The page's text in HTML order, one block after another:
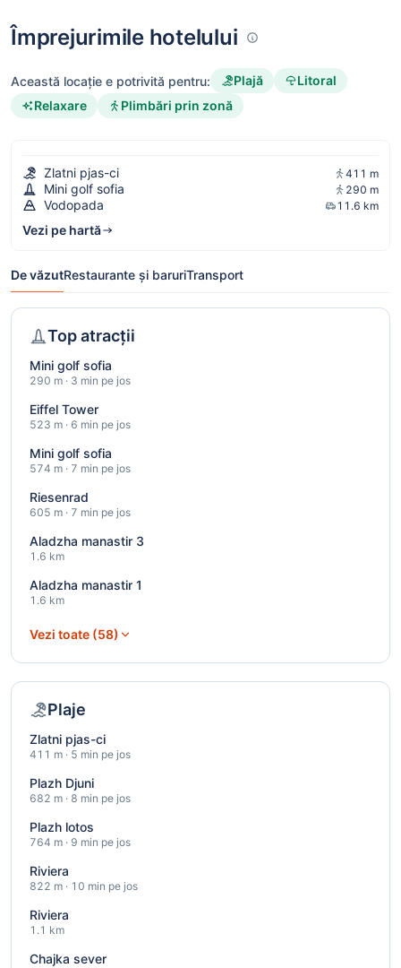
Împrejurimile hotelului
Această locație e potrivită pentru: Plajă
Litoral
Relaxare
Plimbări prin zonă
Zlatni pjas-ci 411 m
Mini golf sofia 290 m
Vodopada 11.6 km
Vezi pe hartă
De văzutRestaurante și baruriTransport
Top atracții
Mini golf sofia
290 m · 3 min pe jos
Eiffel Tower
523 m · 6 min pe jos
Mini golf sofia
574 m · 7 min pe jos
Riesenrad
605 m · 7 min pe jos
Aladzha manastir 3
1.6 km
Aladzha manastir 1
1.6 km
Vezi toate (58)
Plaje
Zlatni pjas-ci
411 m · 5 min pe jos
Plazh Djuni
682 m · 8 min pe jos
Plazh lotos
764 m · 9 min pe jos
Riviera
822 m · 10 min pe jos
Riviera
1.1 km
Chajka sever